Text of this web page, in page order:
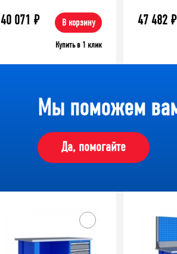
40 071 ₽ В корзину
Купить в 1 клик
47 482 ₽
Мы поможем
Да, помогайте